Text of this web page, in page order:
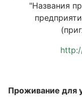
"Названия
Проживание для